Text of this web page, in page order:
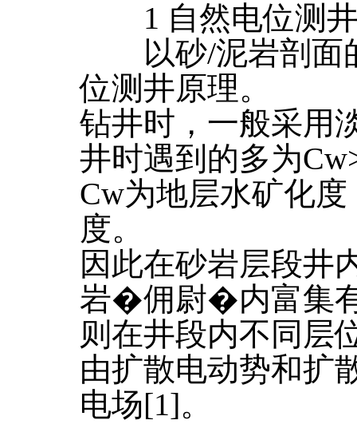
1 自然电位测井
以砂/泥岩剖面
位测井原理。
钻井时，一般采用
井时遇到的多为
Cw为地层水矿化
度。
因此在砂岩层段井
岩�佣尉�内富集
则在井段内不同层
由扩散电动势和扩
电场[1]。